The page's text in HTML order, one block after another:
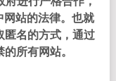
网站的法律。也就
匿名的方式，通过
所有网站。